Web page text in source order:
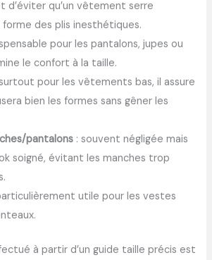
d’éviter qu’un vêtement serre
des plis inesthétiques.
pour les pantalons, jupes ou
le confort à la taille.
pour les vêtements bas, il assure
bien les formes sans gêner les
pantalons : souvent négligée mais
soigné, évitant les manches trop
utile pour les vestes
à partir d’un guide taille précis est